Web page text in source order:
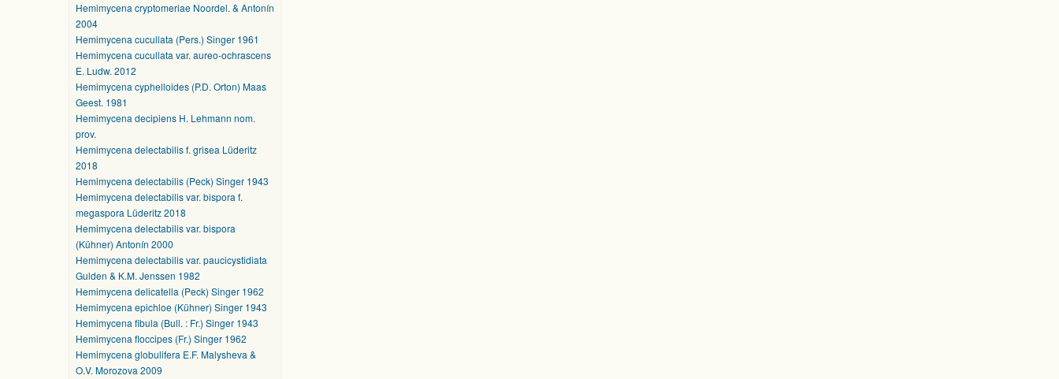
Hemimycena cryptomeriae Noordel. & Antonín
2004
Hemimycena cucullata (Pers.) Singer 1961
Hemimycena cucullata var. aureo-ochrascens
E. Ludw. 2012
Hemimycena cyphelloides (P.D. Orton) Maas
Geest. 1981
Hemimycena decipiens H. Lehmann nom.
prov.
Hemimycena delectabilis f. grisea Lüderitz
2018
Hemimycena delectabilis (Peck) Singer 1943
Hemimycena delectabilis var. bispora f.
megaspora Lüderitz 2018
Hemimycena delectabilis var. bispora
(Kühner) Antonín 2000
Hemimycena delectabilis var. paucicystidiata
Gulden & K.M. Jenssen 1982
Hemimycena delicatella (Peck) Singer 1962
Hemimycena epichloe (Kühner) Singer 1943
Hemimycena fibula (Bull. : Fr.) Singer 1943
Hemimycena floccipes (Fr.) Singer 1962
Hemimycena globulifera E.F. Malysheva &
O.V. Morozova 2009